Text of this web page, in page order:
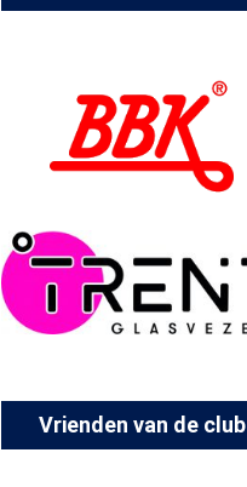
Vrienden van de club